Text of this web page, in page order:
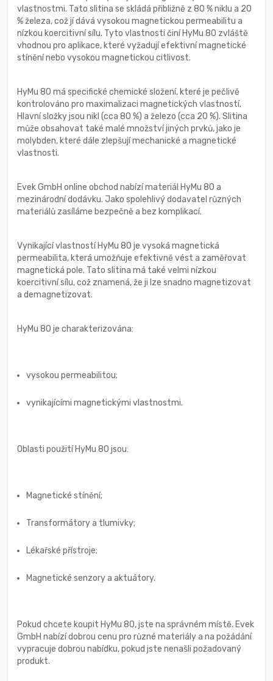
vlastnostmi. Tato slitina se skládá přibližně z 80 % niklu a 20
% železa, což jí dává vysokou magnetickou permeabilitu a
nízkou koercitivní sílu. Tyto vlastnosti činí HyMu 80 zvláště
vhodnou pro aplikace, které vyžadují efektivní magnetické
stínění nebo vysokou magnetickou citlivost.
HyMu 80 má specifické chemické složení, které je pečlivě
kontrolováno pro maximalizaci magnetických vlastností.
Hlavní složky jsou nikl (cca 80 %) a železo (cca 20 %). Slitina
může obsahovat také malé množství jiných prvků, jako je
molybden, které dále zlepšují mechanické a magnetické
vlastnosti.
Evek GmbH online obchod nabízí materiál HyMu 80 a
mezinárodní dodávku. Jako spolehlivý dodavatel různých
materiálů zasíláme bezpečně a bez komplikací.
Vynikající vlastností HyMu 80 je vysoká magnetická
permeabilita, která umožňuje efektivně vést a zaměřovat
magnetická pole. Tato slitina má také velmi nízkou
koercitivní sílu, což znamená, že ji lze snadno magnetizovat
a demagnetizovat.
HyMu 80 je charakterizována:
vysokou permeabilitou;
vynikajícími magnetickými vlastnostmi.
Oblasti použití HyMu 80 jsou:
Magnetické stínění;
Transformátory a tlumivky;
Lékařské přístroje;
Magnetické senzory a aktuátory.
Pokud chcete koupit HyMu 80, jste na správném místě. Evek
GmbH nabízí dobrou cenu pro různé materiály a na požádání
vypracuje dobrou nabídku, pokud jste nenašli požadovaný
produkt.